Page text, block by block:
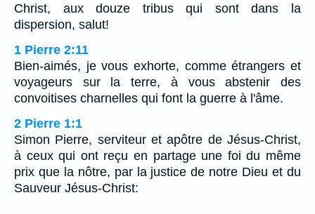
Christ, aux douze tribus qui sont dans la
dispersion, salut!
1 Pierre 2:11
Bien-aimés, je vous exhorte, comme étrangers et
voyageurs sur la terre, à vous abstenir des
convoitises charnelles qui font la guerre à l'âme.
2 Pierre 1:1
Simon Pierre, serviteur et apôtre de Jésus-Christ,
à ceux qui ont reçu en partage une foi du même
prix que la nôtre, par la justice de notre Dieu et du
Sauveur Jésus-Christ: